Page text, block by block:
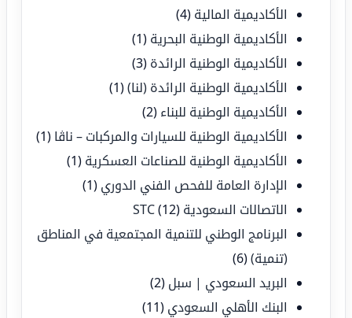
الأكاديمية المالية (4)
الأكاديمية الوطنية البحرية (1)
الأكاديمية الوطنية الرائدة (3)
الأكاديمية الوطنية الرائدة (لنا)(1)
الأكاديمية الوطنية للبناء (2)
الأكاديمية الوطنية للسيارات والمركبات – ناڤا (1)
الأكاديمية الوطنية للصناعات العسكرية (1)
الإدارة العامة للفحص الفني الدوري (1)
الاتصالات السعودية STC (12)
البرنامج الوطني للتنمية المجتمعية في المناطق
(تنمية)(6)
البريد السعودي | سبل (2)
البنك الأهلي السعودي (11)